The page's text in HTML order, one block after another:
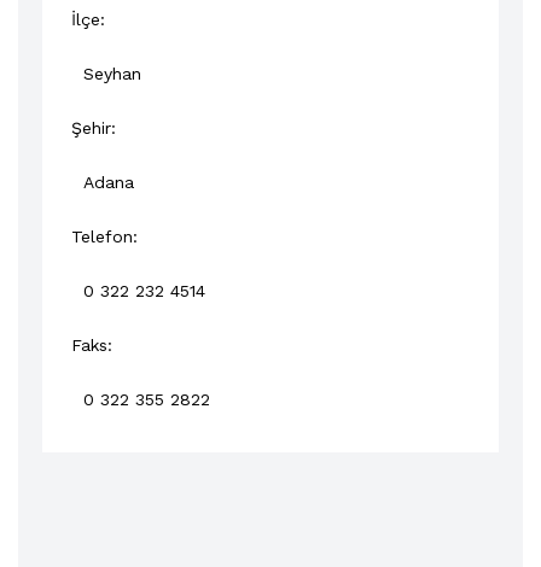
İlçe:
Seyhan
Şehir:
Adana
Telefon:
0 322 232 4514
Faks:
0 322 355 2822